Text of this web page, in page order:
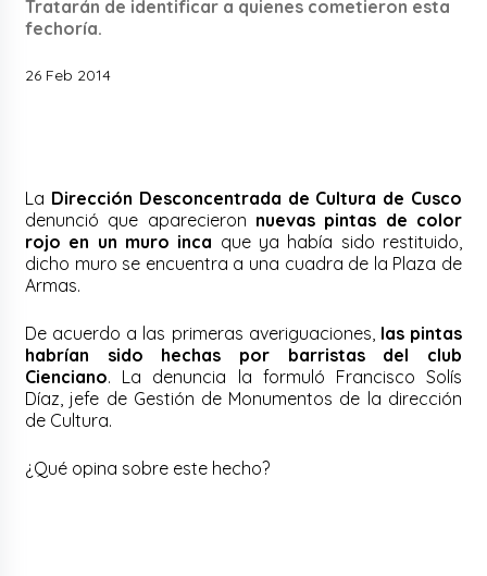
Tratarán de identificar a quienes cometieron esta
fechoría.
26 Feb 2014
La Dirección Desconcentrada de Cultura de Cusco
denunció que aparecieron nuevas pintas de color
rojo en un muro inca que ya había sido restituido,
dicho muro se encuentra a una cuadra de la Plaza de
Armas.
De acuerdo a las primeras averiguaciones, las pintas
habrían sido hechas por barristas del club
Cienciano. La denuncia la formuló Francisco Solís
Díaz, jefe de Gestión de Monumentos de la dirección
de Cultura.
¿Qué opina sobre este hecho?